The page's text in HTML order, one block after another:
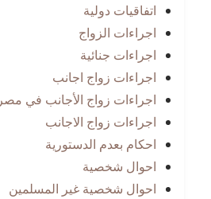
اتفاقيات دولية
اجراءات الزواج
اجراءات جنائية
اجراءات زواج اجانب
اجراءات زواج الأجانب في مصر
اجراءات زواج الاجانب
احكام بعدم الدستورية
احوال شخصية
احوال شخصية غير المسلمين